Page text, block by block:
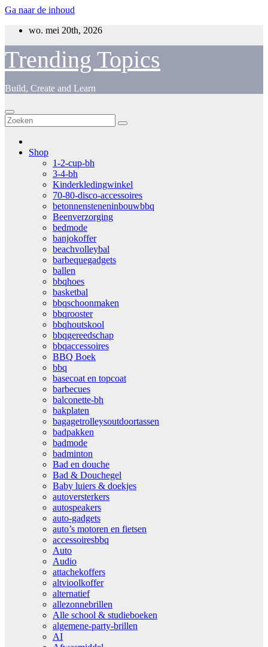
Ga naar de inhoud
wo. mei 20th, 2026
Trending Topics
Build, Create and Learn
Shop
1-2-cup-bh
3-4-bh
Kinderkledingwinkel
70-80-disco-accessoires
betonnensteneninbouwbbq
Beenverzorging
bedmode
banjokoffer
beachvolleybal
barbequegadgets
ballen
bbqhoes
basketbal
bbqschoonmaken
bbqrooster
bbqhoutskool
bbqgereedschap
bbqaccessoires
BBQ Boek
bbq
basecoat en topcoat
barbecues
balconette-bh
bakplaten
bagagetrolleysoutdoortassen
badpakken
badmode
badminton
Bad en douche
Bad & Douchegel
Baby luiers & doekjes
autoversterkers
autospeakers
auto-gadgets
auto’s motoren en fietsen
accessoiresbbq
Auto
Audio
attachekoffers
altvioolkoffer
alternatief
allezonnebrillen
Alle school & studieboeken
algemene-party-brillen
AI